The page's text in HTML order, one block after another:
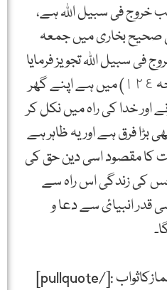
خروج فی سبیل اﷲ ہے،
صحیح بخاری میں جمعہ
فی سبیل اﷲ تجویز فرمایا
ہے۔ جیساکہ (جلد١ صفحہ ١٢٤) میں ہے اپنے گھر
اور خدا کی راہ میں نکل کر
بڑا فرق ہے اور یہ ظاہر ہے
کا مقصود اسی دین حق کی
کی زندگی اس راہ سے
قدر انبیائ سے دعا و